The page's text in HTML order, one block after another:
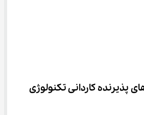
پذیرنده ﻛﺎردانی ﺗﻜﻨﻮﻟﻮژی